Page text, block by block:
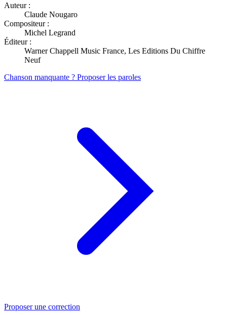
Auteur :
Claude Nougaro
Compositeur :
Michel Legrand
Éditeur :
Warner Chappell Music France, Les Editions Du Chiffre
Neuf
Chanson manquante ? Proposer les paroles
Proposer une correction